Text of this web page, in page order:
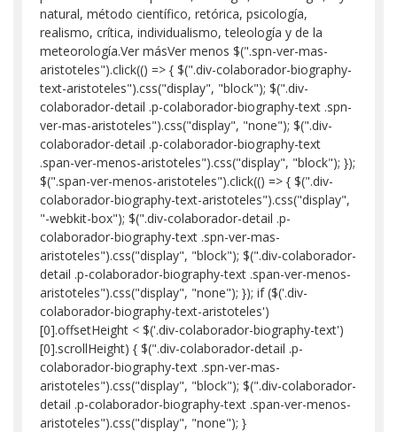
natural, método científico, retórica, psicología,
realismo, crítica, individualismo, teleología y de la
meteorología.​Ver másVer menos $(".spn-ver-mas-
aristoteles").click(() => { $(".div-colaborador-biography-
text-aristoteles").css("display", "block"); $(".div-
colaborador-detail .p-colaborador-biography-text .spn-
ver-mas-aristoteles").css("display", "none"); $(".div-
colaborador-detail .p-colaborador-biography-text
.span-ver-menos-aristoteles").css("display", "block"); });
$(".span-ver-menos-aristoteles").click(() => { $(".div-
colaborador-biography-text-aristoteles").css("display",
"-webkit-box"); $(".div-colaborador-detail .p-
colaborador-biography-text .spn-ver-mas-
aristoteles").css("display", "block"); $(".div-colaborador-
detail .p-colaborador-biography-text .span-ver-menos-
aristoteles").css("display", "none"); }); if ($('.div-
colaborador-biography-text-aristoteles')
[0].offsetHeight < $('.div-colaborador-biography-text')
[0].scrollHeight) { $(".div-colaborador-detail .p-
colaborador-biography-text .spn-ver-mas-
aristoteles").css("display", "block"); $(".div-colaborador-
detail .p-colaborador-biography-text .span-ver-menos-
aristoteles").css("display", "none"); }